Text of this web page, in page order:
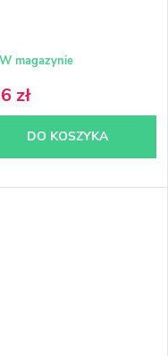
magazynie
zł
DO KOSZYKA